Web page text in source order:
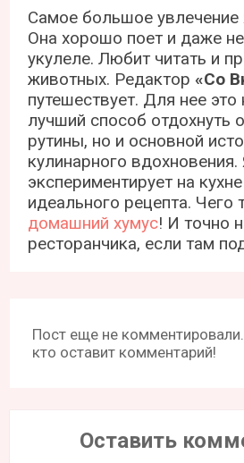
Самое большое
Она хорошо поет и даже
укулеле. Любит читать и
животных. Редактор«Со
путешествует. Для нее это
лучший способ отдохнуть
рутины, но и основной
кулинарного
экспериментирует на
идеального рецепта. Чего
домашний хумус! И точно
ресторанчика, если там
Пост еще не
кто оставит комментарий!
Оставить